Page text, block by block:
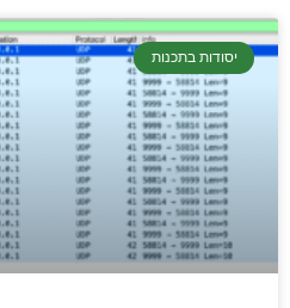
קריפטוגרפיה, ביצועים,
יסודי וחשוב שגם
יודעים.
הכנסו
יסודות בתכנות